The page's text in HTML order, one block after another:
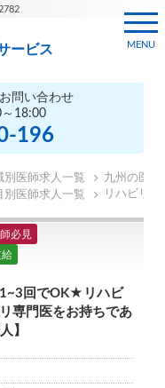
ービス
問い合わせ
18:00
196
MENU
別医師求人一覧
九州の医師
別医師求人一覧 リハビリ
必見
給
回でOK★リハビ
専門医をお持ちであ
】